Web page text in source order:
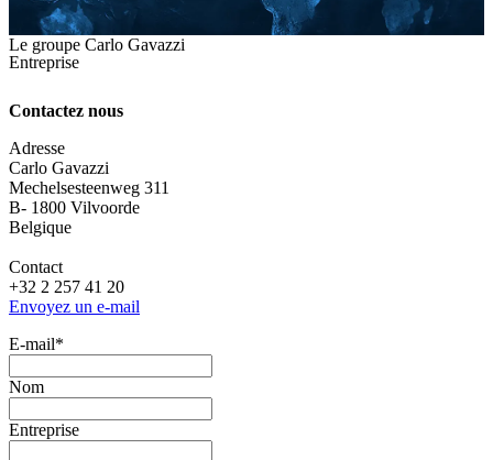
Le groupe Carlo Gavazzi
Entreprise
Contactez nous
Adresse
Carlo Gavazzi
Mechelsesteenweg 311
B- 1800 Vilvoorde
Belgique
Contact
+32 2 257 41 20
Envoyez un e-mail
E‑mail*
Nom
Entreprise